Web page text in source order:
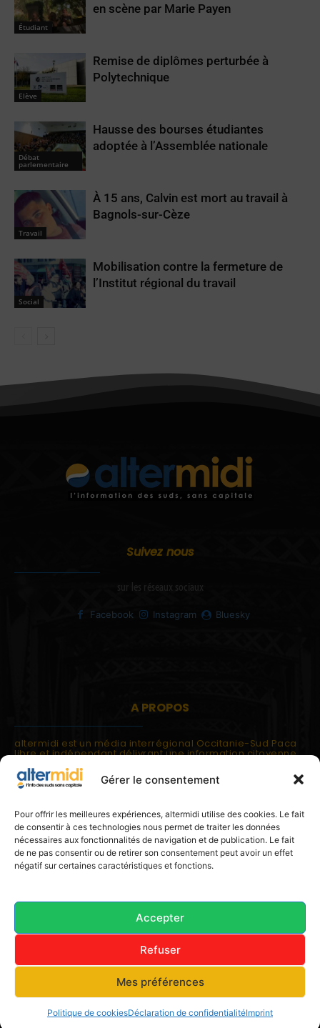
Gérer le consentement
Pour offrir les meilleures expériences, altermidi utilise des cookies. Le fait
de consentir à ces technologies nous permet de traiter les données
nécessaires aux fonctionnalités de navigation et de publication. Le fait
de ne pas consentir ou de retirer son consentement peut avoir un effet
négatif sur certaines caractéristiques et fonctions.
Accepter
Refuser
Mes préférences
Politique de cookiesDéclaration de confidentialitéImprint
Étudiant
en scène par Marie Payen
Elève
Remise de diplômes perturbée à
Polytechnique
Débat
parlementaire
Hausse des bourses étudiantes
adoptée à l’Assemblée nationale
Travail
À 15 ans, Calvin est mort au travail à
Bagnols-sur-Cèze
Social
Mobilisation contre la fermeture de
l’Institut régional du travail
Suivez nous
sur les réseaux sociaux
Facebook Instagram Bluesky
A PROPOS
altermidi est un média interrégional Occitanie-Sud Paca
libre et indépendant délivrant une information citoyenne
altermidi est ouvert sur les suds, la méditerranée,
l'europe.
altermidi aborde des thématiques globales évaluées à
partir des constats de terrain ou d'analyses à l'échelon
local.
altermidi c'est l'information capitale, sans capitale.
© 2025 altermidi.org - Les amis d'altermidi
Conditions générales Politique de cookies (UE)
Avertissement
Déclaration de confidentialité (UE)